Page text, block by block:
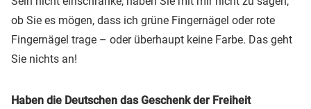
ob Sie es mögen, dass ich grüne Fingernägel oder rote
Fingernägel trage – oder überhaupt keine Farbe. Das geht
Sie nichts an!
Haben die Deutschen das Geschenk der Freiheit